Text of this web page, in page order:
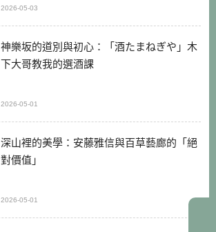
2026-05-03
神樂坂的道別與初心：「酒たまねぎや」木
下大哥教我的選酒課
2026-05-01
深山裡的美學：安藤雅信與百草藝廊的「絕
對價值」
2026-05-01